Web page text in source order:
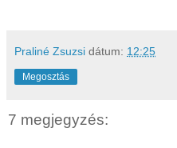
Praliné Zsuzsi dátum: 12:25
Megosztás
7 megjegyzés: